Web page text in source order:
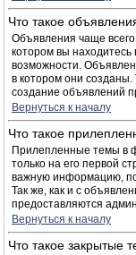
Что такое
Объявления чаще
котором вы
возможности.
в котором они
создание объявлений
Вернуться к началу
Что такое
Прилепленные темы в
только на его первой
важную информацию,
Так же, как и с
предоставляются
Вернуться к началу
Что такое закрытые